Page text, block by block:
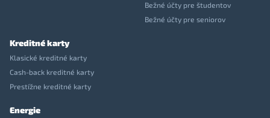
Bežné účty pre študentov
Bežné účty pre seniorov
Kreditné karty
Klasické kreditné karty
Cash-back kreditné karty
Prestížne kreditné karty
Energie